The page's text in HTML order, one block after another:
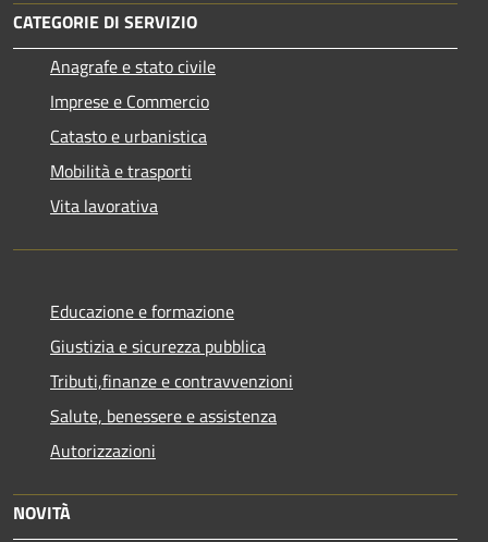
CATEGORIE DI SERVIZIO
Anagrafe e stato civile
Imprese e Commercio
Catasto e urbanistica
Mobilità e trasporti
Vita lavorativa
Educazione e formazione
Giustizia e sicurezza pubblica
Tributi,finanze e contravvenzioni
Salute, benessere e assistenza
Autorizzazioni
NOVITÀ